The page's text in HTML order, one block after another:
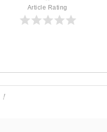
Article Rating